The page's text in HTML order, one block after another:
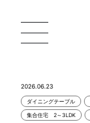
2026.06.23
ダイニングテーブル
集合住宅 2～3LDK